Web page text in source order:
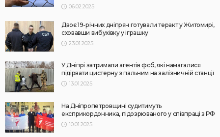
06.02.2025
Двоє 19-річних дніпрян готували теракт у Житомирі,
сховавши вибухівку у іграшку
23.01.2025
У Дніпрі затримали агентів фсб, які намагалися
підірвати цистерну з пальним на залізничній станції
13.01.2025
На Дніпропетровщині судитимуть
експрикордонника, підозрюваного у співпраці з РФ
10.01.2025